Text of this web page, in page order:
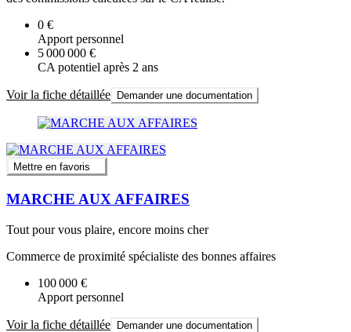
0 €
Apport personnel
5 000 000 €
CA potentiel après 2 ans
Voir la fiche détaillée Demander une documentation
Mettre en favoris
MARCHE AUX AFFAIRES
Tout pour vous plaire, encore moins cher
Commerce de proximité spécialiste des bonnes affaires
100 000 €
Apport personnel
Voir la fiche détaillée Demander une documentation